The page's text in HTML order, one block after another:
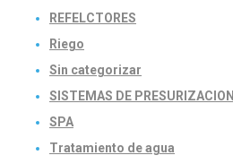
REFELCTORES
Riego
Sin categorizar
SISTEMAS DE PRESURIZACION
SPA
Tratamiento de agua